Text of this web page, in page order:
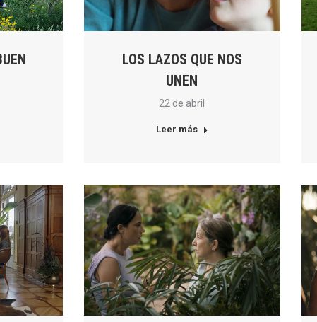
LOS LAZOS QUE NOS
UNEN
22 de abril
Leer más